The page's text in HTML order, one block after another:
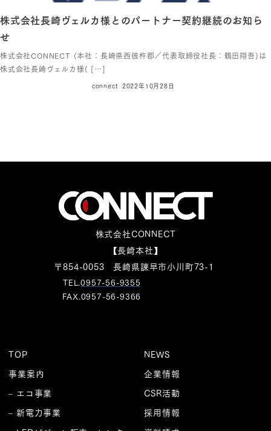
株式会社長崎ヴェルカ様とのパートナー契約継続のお知ら
せ
株式会社CONNECT (本社：長崎県西彼杵郡／代表取締役社長：鶴田翔吾)は
株式会社長崎ヴェルカ様( […]
connect 2022年10月28日
株式会社CONNECT
【長崎本社】
〒854-0053 長崎県諫早市小川町73-1
TEL.0957-56-9355
FAX.0957-56-9366
TOP
事業案内
– エコ事業
– 新電力事業
NEWS
企業情報
CSR活動
採用情報